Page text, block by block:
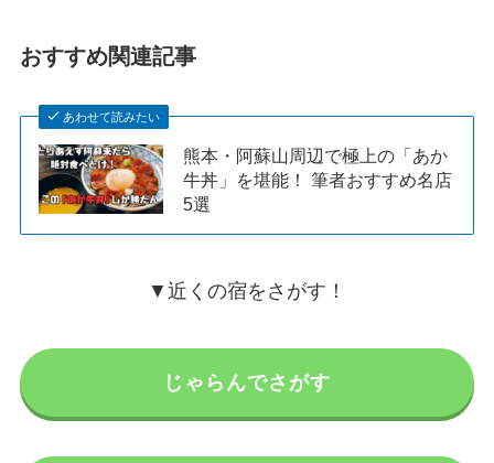
おすすめ関連記事
あわせて読みたい
熊本・阿蘇山周辺で極上の「あか
牛丼」を堪能！ 筆者おすすめ名店
5選
▼近くの宿をさがす！
じゃらんでさがす